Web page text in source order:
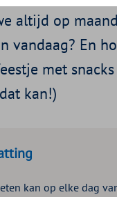
altijd op
vandaag? En
met
kan!)
kan op elke dag